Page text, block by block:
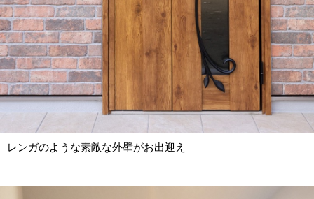
レンガのような素敵な外壁がお出迎え